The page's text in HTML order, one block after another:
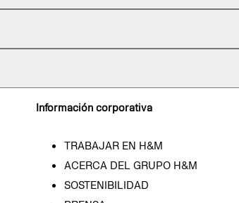
Información corporativa
TRABAJAR EN H&M
ACERCA DEL GRUPO H&M
SOSTENIBILIDAD